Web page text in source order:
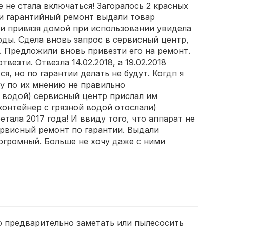
стала включаться! Загоралось 2 красных
гарантийный ремонт выдали товар
привязя домой при использовании увидела
Сдела вновь запрос в сервисный центр,
вновь привезти его на ремонт.
Отвезла 14.02.2018, а 19.02.2018
но по гарантии делать не будут. Когдп я
по их мнению не правильно
водой) сервисный центр прислал им
с грязной водой отослали)
2017 года! И ввиду того, что аппарат не
ремонт по гарантии. Выдали
Больше не хочу даже с ними
заметать или пылесосить